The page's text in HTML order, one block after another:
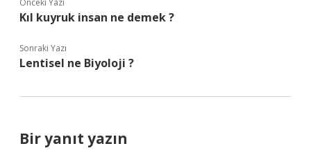
Önceki Yazı
Kıl kuyruk insan ne demek ?
Sonraki Yazı
Lentisel ne Biyoloji ?
Bir yanıt yazın